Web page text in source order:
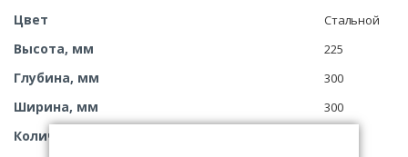
Цвет Стальной
Высота, мм 225
Глубина, мм 300
Ширина, мм 300
Количество в заводской упаковке, шт